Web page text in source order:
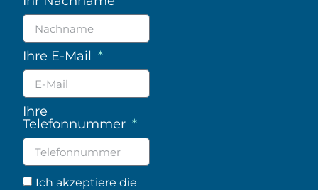
Ihre E-Mail
Ihre
Telefonnummer
Ich akzeptiere die